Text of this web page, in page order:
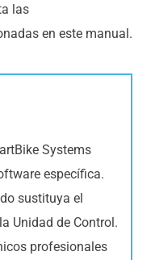
las
en este manual.
Systems
específica.
sustituya el
Unidad de Control.
profesionales